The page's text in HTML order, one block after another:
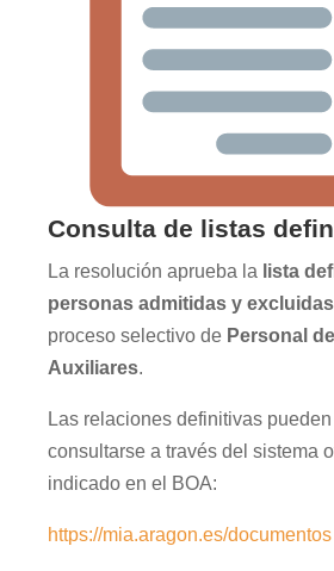
Consulta de listas
La resolución aprueba la lista
personas admitidas y excluidas
proceso selectivo de Personal
Auxiliares.
Las relaciones definitivas pueden
consultarse a través del sistema
indicado en el BOA:
https://mia.aragon.es/documentos